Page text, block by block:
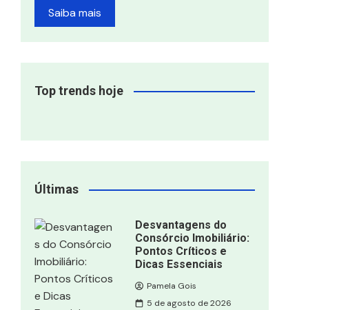
Saiba mais
Top trends hoje
Últimas
Desvantagens do
Consórcio Imobiliário:
Pontos Críticos e
Dicas Essenciais
Pamela Gois
5 de agosto de 2026